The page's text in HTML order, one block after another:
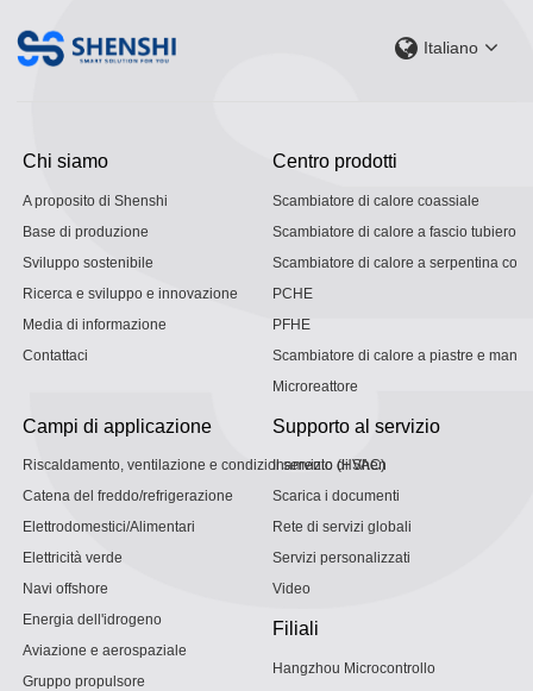
Italiano
Chi siamo
A proposito di Shenshi
Base di produzione
Sviluppo sostenibile
Ricerca e sviluppo e innovazione
Media di informazione
Contattaci
Centro prodotti
Scambiatore di calore coassiale
Scambiatore di calore a fascio tubiero
Scambiatore di calore a serpentina con
PCHE
PFHE
Scambiatore di calore a piastre e
Microreattore
Campi di applicazione
Riscaldamento, ventilazione e condizionamento (HVAC)
Catena del freddo/refrigerazione
Elettrodomestici/Alimentari
Elettricità verde
Navi offshore
Energia dell'idrogeno
Aviazione e aerospaziale
Gruppo propulsore
Supporto al servizio
Il servizio di Shen
Scarica i documenti
Rete di servizi globali
Servizi personalizzati
Video
Filiali
Hangzhou Microcontrollo